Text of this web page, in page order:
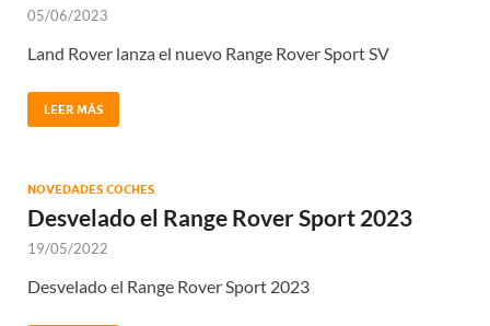
05/06/2023
Land Rover lanza el nuevo Range Rover Sport SV
LEER MÁS
NOVEDADES COCHES
Desvelado el Range Rover Sport 2023
19/05/2022
Desvelado el Range Rover Sport 2023